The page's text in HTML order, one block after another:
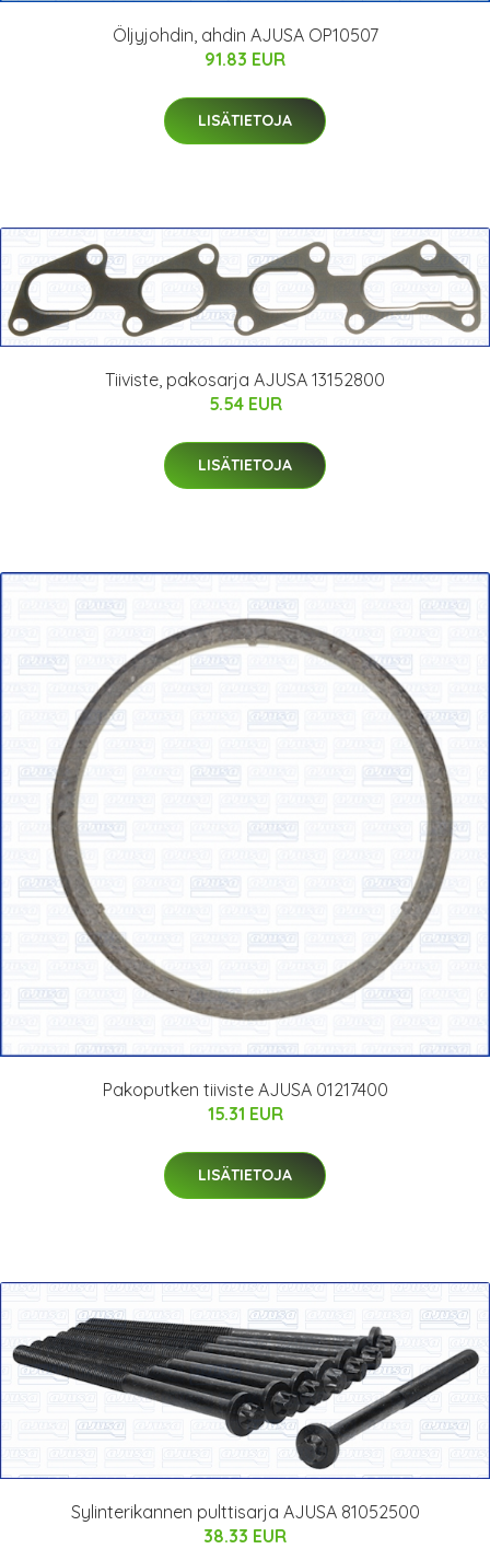
Öljyjohdin, ahdin AJUSA OP10507
91.83 EUR
LISÄTIETOJA
Tiiviste, pakosarja AJUSA 13152800
5.54 EUR
LISÄTIETOJA
Pakoputken tiiviste AJUSA 01217400
15.31 EUR
LISÄTIETOJA
Sylinterikannen pulttisarja AJUSA 81052500
38.33 EUR